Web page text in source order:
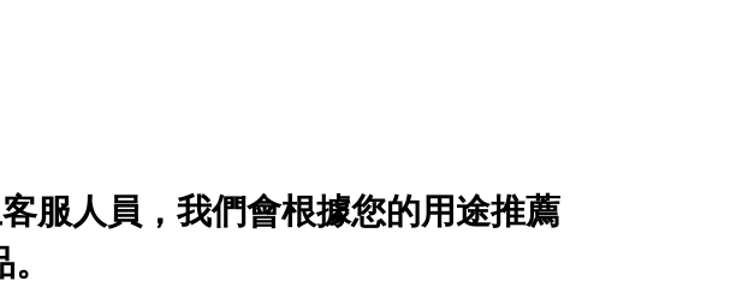
服人員，我們會根據您的用途推薦